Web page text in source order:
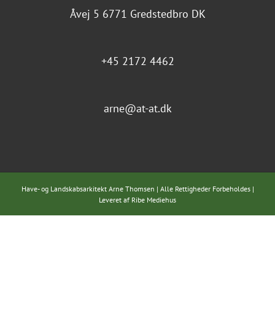
Åvej 5 6771 Gredstedbro DK
+45 2172 4462
arne@at-at.dk
Have- og Landskabsarkitekt Arne Thomsen | Alle Rettigheder Forbeholdes |
Leveret af Ribe Mediehus